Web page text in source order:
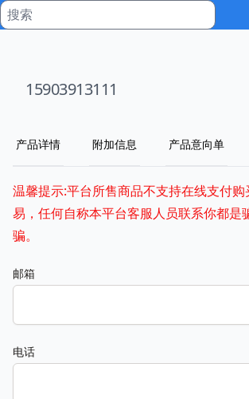
15903913111
产品详情 附加信息 产品意向单
温馨提示:平台所售商品不支持在线支付
易，任何自称本平台客服人员联系你都是
骗。
邮箱
电话